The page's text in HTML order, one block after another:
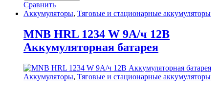
Сравнить
Аккумуляторы, Тяговые и стационарные аккумуляторы
MNB HRL 1234 W 9А/ч 12В
Аккумуляторная батарея
Аккумуляторы, Тяговые и стационарные аккумуляторы